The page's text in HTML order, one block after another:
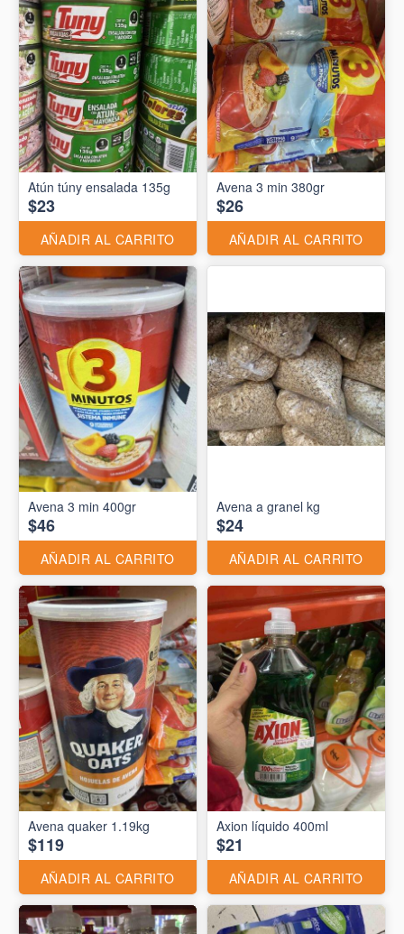
Atún túny ensalada 135g
$23
AÑADIR AL CARRITO
Avena 3 min 380gr
$26
AÑADIR AL CARRITO
Avena 3 min 400gr
$46
AÑADIR AL CARRITO
Avena a granel kg
$24
AÑADIR AL CARRITO
Avena quaker 1.19kg
$119
AÑADIR AL CARRITO
Axion líquido 400ml
$21
AÑADIR AL CARRITO